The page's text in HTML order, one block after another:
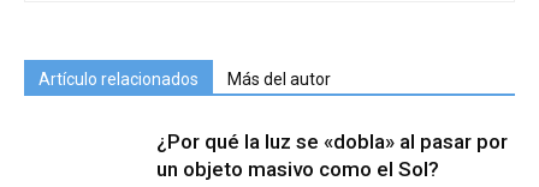
Artículo relacionados Más del autor
¿Por qué la luz se «dobla» al pasar por
un objeto masivo como el Sol?